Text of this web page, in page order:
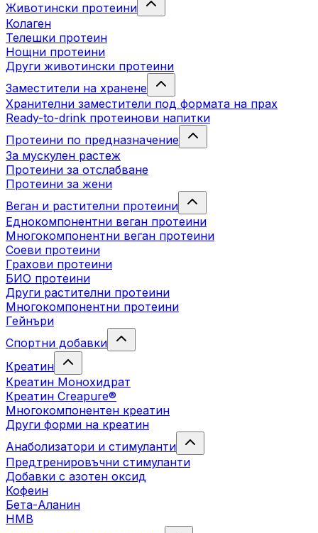
Животински протеини
Колаген
Телешки протеин
Нощни протеини
Други животински протеини
Заместители на хранене
Хранителни заместители под формата на прах
Ready-to-drink протеинови напитки
Протеини по предназначение
За мускулен растеж
Протеини за отслабване
Протеини за жени
Веган и растителни протеини
Еднокомпонентни веган протеини
Многокомпонентни веган протеини
Соеви протеини
Грахови протеини
БИО протеини
Други растителни протеини
Многокомпонентни протеини
Гейнъри
Спортни добавки
Креатин
Креатин Монохидрат
Креатин Creapure®
Многокомпонентен креатин
Други форми на креатин
Анаболизатори и стимуланти
Предтренировъчни стимуланти
Добавки с азотен оксид
Кофеин
Бета-Аланин
HMB